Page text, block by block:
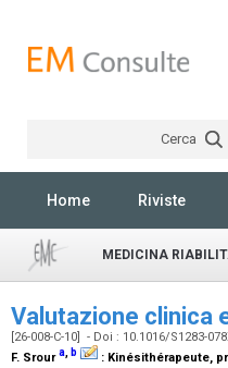
Cerca
Home Riviste
MEDICINA
Valutazione clinica
[26-008-C-10] - Doi : 10.1016/S1283-
F. Sroura, b : Kinésithérapeute,